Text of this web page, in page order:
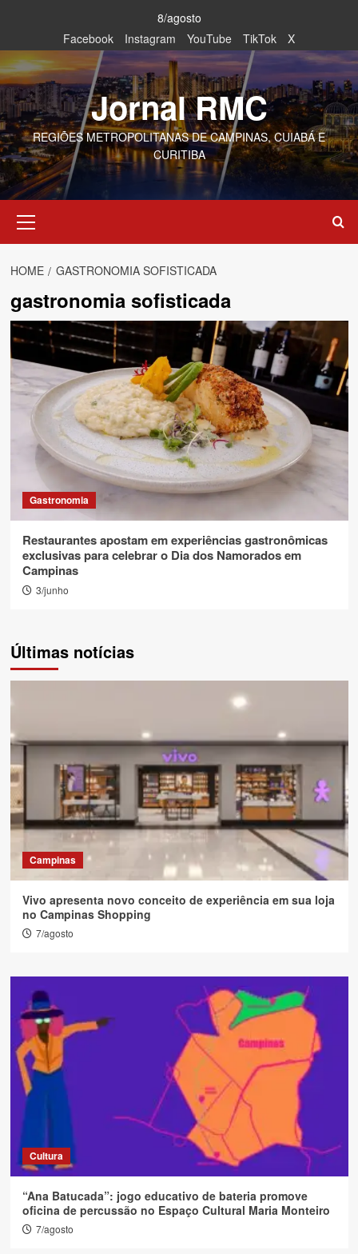
content
8/agosto
Facebook
Instagram YouTube TikTok X
Jornal RMC
REGIÕES METROPOLITANAS DE CAMPINAS, CUIABÁ E
CURITIBA
Menu
HOME GASTRONOMIA SOFISTICADA
gastronomia sofisticada
Gastronomia
Restaurantes apostam em experiências gastronômicas
exclusivas para celebrar o Dia dos Namorados em
Campinas
3/junho
Últimas notícias
Campinas
Vivo apresenta novo conceito de experiência em sua loja
no Campinas Shopping
7/agosto
Cultura
“Ana Batucada”: jogo educativo de bateria promove
oficina de percussão no Espaço Cultural Maria Monteiro
7/agosto